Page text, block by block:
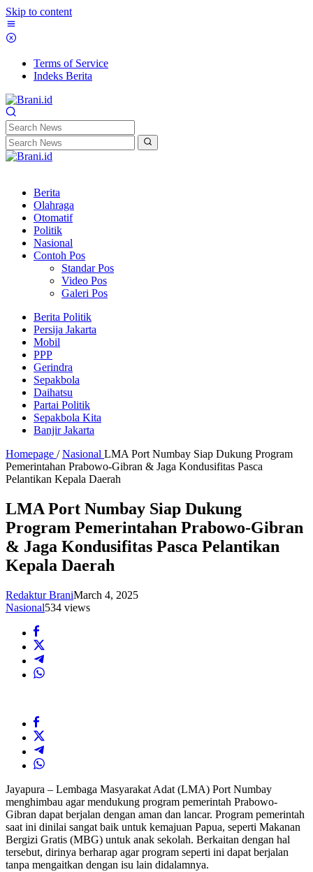
Skip to content
Terms of Service
Indeks Berita
Berita
Olahraga
Otomatif
Politik
Nasional
Contoh Pos
Standar Pos
Video Pos
Galeri Pos
Berita Politik
Persija Jakarta
Mobil
PPP
Gerindra
Sepakbola
Daihatsu
Partai Politik
Sepakbola Kita
Banjir Jakarta
Homepage / Nasional LMA Port Numbay Siap Dukung Program
Pemerintahan Prabowo-Gibran & Jaga Kondusifitas Pasca
Pelantikan Kepala Daerah
LMA Port Numbay Siap Dukung
Program Pemerintahan Prabowo-Gibran
& Jaga Kondusifitas Pasca Pelantikan
Kepala Daerah
Redaktur BraniMarch 4, 2025
Nasional534 views
Jayapura – Lembaga Masyarakat Adat (LMA) Port Numbay
menghimbau agar mendukung program pemerintah Prabowo-
Gibran dapat berjalan dengan aman dan lancar. Program pemerintah
saat ini dinilai sangat baik untuk kemajuan Papua, seperti Makanan
Bergizi Gratis (MBG) untuk anak sekolah. Berkaitan dengan hal
tersebut, dirinya berharap agar program seperti ini dapat berjalan
tanpa mengaitkan dengan isu lain didalamnya.